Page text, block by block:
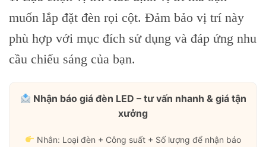
muốn lắp đặt đèn rọi cột. Đảm bảo vị trí này
phù hợp với mục đích sử dụng và đáp ứng nhu
cầu chiếu sáng của bạn.
Nhận báo giá đèn LED – tư vấn nhanh & giá tận
xưởng
Nhắn: Loại đèn + Công suất + Số lượng để nhận báo